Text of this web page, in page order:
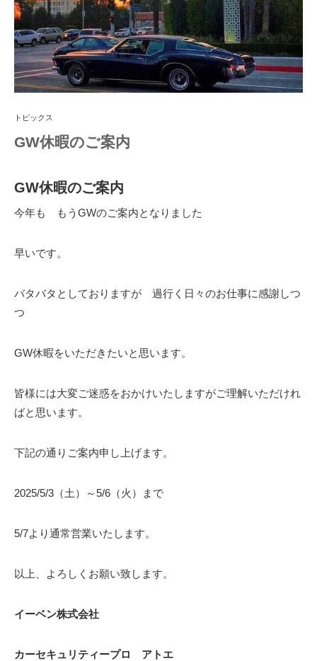
トピックス
GW休暇のご案内
GW休暇のご案内
今年も もうGWのご案内となりました
早いです。
バタバタとしておりますが 過行く日々のお仕事に感謝しつ
つ
GW休暇をいただきたいと思います。
皆様には大変ご迷惑をおかけいたしますがご理解いただけれ
ばと思います。
下記の通りご案内申し上げます。
2025/5/3（土）～5/6（火）まで
5/7より通常営業いたします。
以上、よろしくお願い致します。
イーベン株式会社
カーセキュリティープロ アトエ